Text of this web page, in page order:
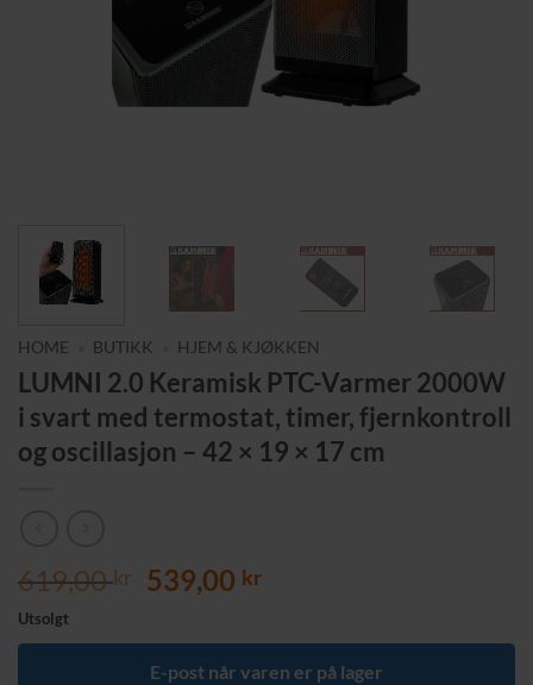
HOME BUTIKK HJEM & KJØKKEN
LUMNI 2.0 Keramisk PTC-Varmer 2000W
i svart med termostat, timer, fjernkontroll
og oscillasjon – 42 × 19 × 17 cm
619,00kr Opprinnelig
var:
619,00 kr.
539,00 krNåværende
er:
539,00 kr.
Utsolgt
E-post når varen er på lager